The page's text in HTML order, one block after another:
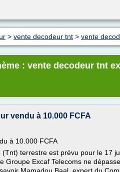
> vente decodeur tnt > vente
: vente decodeur tnt
vendu à 10.000 FCFA
à 10.000 FCFA
terrestre est prévu pour le 17
Groupe Excaf Telecoms ne